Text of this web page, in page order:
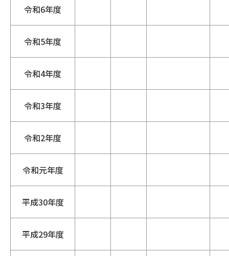
令和6年度
令和5年度
令和4年度
令和3年度
令和2年度
令和元年度
平成30年度
平成29年度